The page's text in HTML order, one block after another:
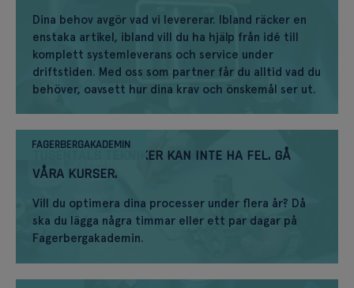
Dina behov avgör vad vi levererar. Ibland räcker en
enstaka artikel, ibland vill du ha hjälp från idé till
komplett systemleverans och service under
driftstiden. Med oss som partner får du alltid vad du
behöver, oavsett hur dina krav och önskemål ser ut.
FAGERBERGAKADEMIN
TUSENTALS TEKNIKER KAN INTE HA FEL. GÅ
VÅRA KURSER.
Vill du optimera dina processer under flera år? Då
ska du lägga några timmar eller ett par dagar på
Fagerbergakademin.